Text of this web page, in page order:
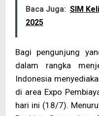
Baca Juga: SIM
2025
Bagi pengunjung
dalam rangka
Indonesia
di area Expo
hari ini (18/7).